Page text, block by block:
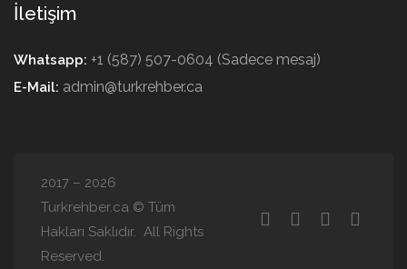
İletişim
Whatsapp: +1 (587) 507-0604 (Sadece mesaj)
E-Mail: admin@turkrehber.ca
2017 – 2026
Turkrehber.ca © Tüm
Hakları Saklıdır. All Rights
Reserved.